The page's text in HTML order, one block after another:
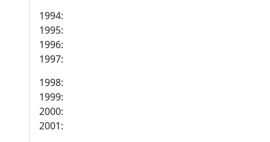
1994:
1995:
1996:
1997:
1998:
1999:
2000:
2001: